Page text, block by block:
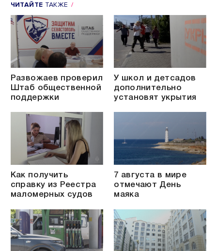
ЧИТАЙТЕ ТАКЖЕ
Развожаев проверил
Штаб общественной
поддержки
У школ и детсадов
дополнительно
установят укрытия
Как получить
справку из Реестра
маломерных судов
7 августа в мире
отмечают День
маяка